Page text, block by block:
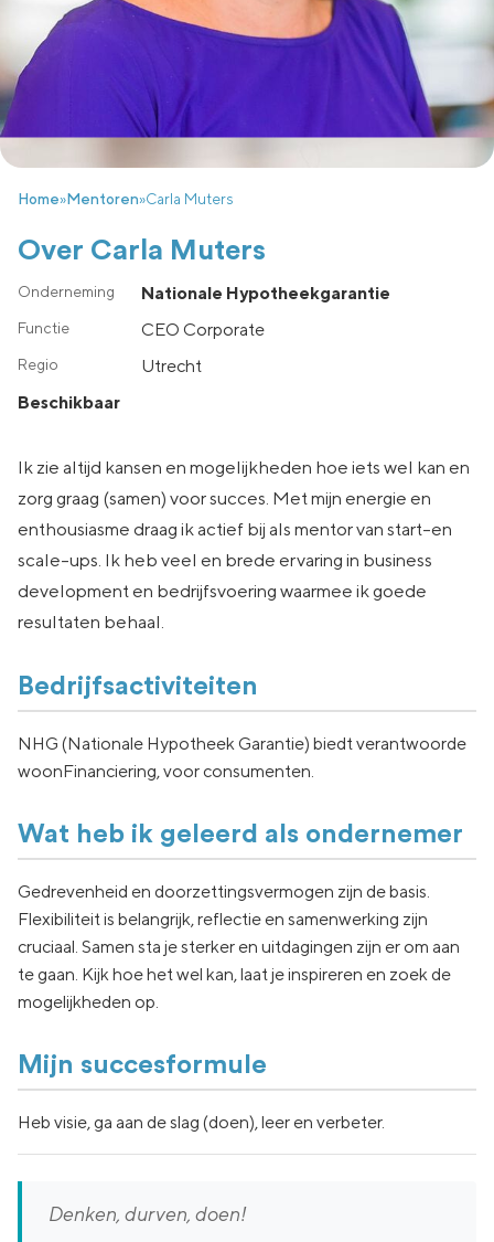
Home»Mentoren»Carla Muters
Over Carla Muters
Nationale Hypotheekgarantie
CEO Corporate
utrecht
Beschikbaar
Ik zie altijd kansen en mogelijkheden hoe iets wel kan en
zorg graag (samen) voor succes. Met mijn energie en
enthousiasme draag ik actief bij als mentor van start-en
scale-ups. Ik heb veel en brede ervaring in business
development en bedrijfsvoering waarmee ik goede
resultaten behaal.
Bedrijfsactiviteiten
NHG (Nationale Hypotheek Garantie) biedt verantwoorde
woonFinanciering, voor consumenten.
Wat heb ik geleerd als ondernemer
Gedrevenheid en doorzettingsvermogen zijn de basis.
Flexibiliteit is belangrijk, reflectie en samenwerking zijn
cruciaal. Samen sta je sterker en uitdagingen zijn er om aan
te gaan. Kijk hoe het wel kan, laat je inspireren en zoek de
mogelijkheden op.
Mijn succesformule
Heb visie, ga aan de slag (doen), leer en verbeter.
Denken, durven, doen!